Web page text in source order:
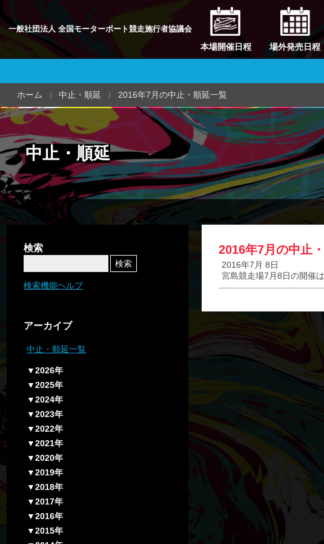
一般社団法人 全国モーターボート競走施行者協議会
本場開催日程 場外発売日程
中止・順延
ホーム 中止・順延 2016年7月の中止・順延一覧
検索
検索機能ヘルプ
アーカイブ
中止・順延一覧
▼2026年
▼2025年
▼2024年
▼2023年
▼2022年
▼2021年
▼2020年
▼2019年
▼2018年
▼2017年
▼2016年
▼2015年
2016年7月の中止
2016年7月 8日
宮島競走場7月8日の開催